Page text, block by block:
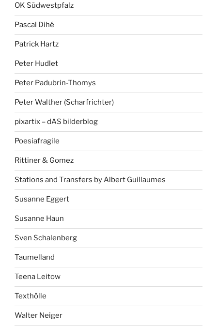
OK Südwestpfalz
Pascal Dihé
Patrick Hartz
Peter Hudlet
Peter Padubrin-Thomys
Peter Walther (Scharfrichter)
pixartix – dAS bilderblog
Poesiafragile
Rittiner & Gomez
Stations and Transfers by Albert Guillaumes
Susanne Eggert
Susanne Haun
Sven Schalenberg
Taumelland
Teena Leitow
Texthölle
Walter Neiger